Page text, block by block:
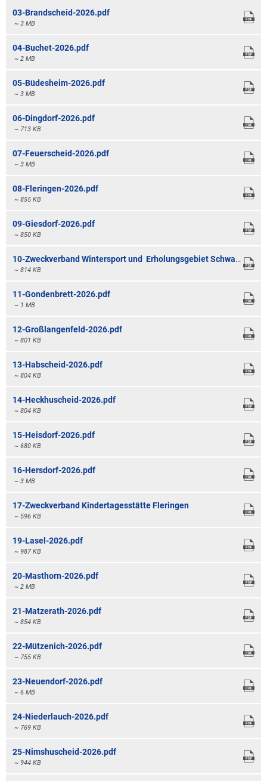
03-Brandscheid-2026.pdf
~ 3 MB
04-Buchet-2026.pdf
~ 2 MB
05-Büdesheim-2026.pdf
~ 3 MB
06-Dingdorf-2026.pdf
~ 713 KB
07-Feuerscheid-2026.pdf
~ 3 MB
08-Fleringen-2026.pdf
~ 855 KB
09-Giesdorf-2026.pdf
~ 850 KB
10-Zweckverband Wintersport und Erholungsgebiet Schwarzer Mann-2026
~ 814 KB
11-Gondenbrett-2026.pdf
~ 1 MB
12-Großlangenfeld-2026.pdf
~ 801 KB
13-Habscheid-2026.pdf
~ 804 KB
14-Heckhuscheid-2026.pdf
~ 804 KB
15-Heisdorf-2026.pdf
~ 680 KB
16-Hersdorf-2026.pdf
~ 3 MB
17-Zweckverband Kindertagesstätte Fleringen
~ 596 KB
19-Lasel-2026.pdf
~ 987 KB
20-Masthorn-2026.pdf
~ 2 MB
21-Matzerath-2026.pdf
~ 854 KB
22-Mützenich-2026.pdf
~ 755 KB
23-Neuendorf-2026.pdf
~ 6 MB
24-Niederlauch-2026.pdf
~ 769 KB
25-Nimshuscheid-2026.pdf
~ 944 KB